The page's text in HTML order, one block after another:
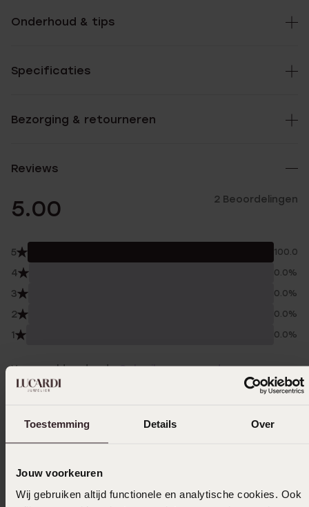
Toestemming Details Over
Jouw voorkeuren
Wij gebruiken altijd functionele en analytische cookies. Ook
Onderhoud & tips
Specificaties
Bezorging & retourneren
Reviews
5.00 2 Beoordelingen
5 100.0%
4 0.0%
3 0.0%
2 0.0%
1 0.0%
Verzameld onder deGebruiksvoorwaardenvan
Trusted shops
Mooie horloge gekocht met korting en